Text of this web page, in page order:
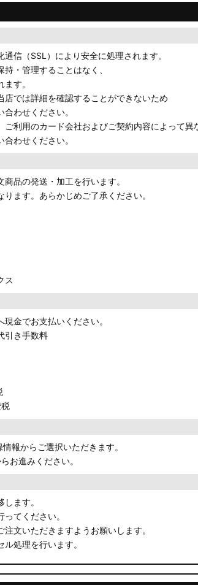
ノア/ヴォクシー
ンタ
イウェイスター
信（SSL）により安全に処理されます。
・管理することはなく、
す。
では詳細を確認することができないため
わせください。
利用のカード会社およびご契約内容によって異
わせください。
品の発送・加工を行います。
ます。あらかじめご了承ください。
ス
金でお支払いください。
引き手数料
報からご選択いただきます。
お進みください。
ます。
てください。
文いただきますようお願いします。
処理を行います。